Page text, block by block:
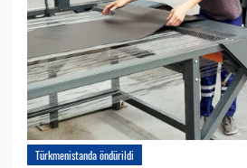
Türkmenistanda öndürildi